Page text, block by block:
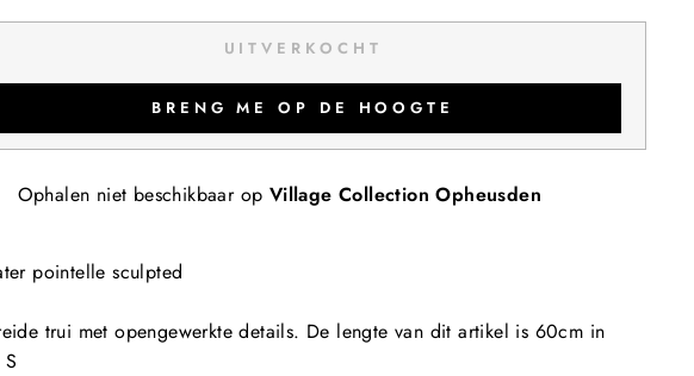
UITVERKOCHT
BRENG ME OP DE HOOGTE
Ophalen niet beschikbaar op Village Collection Opheusden
pointelle sculpted
trui met opengewerkte details. De lengte van dit artikel is 60cm in